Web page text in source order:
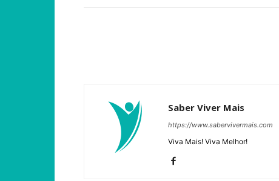
Saber Viver Mais
https://www.sabervivermais.com
Viva Mais! Viva Melhor!